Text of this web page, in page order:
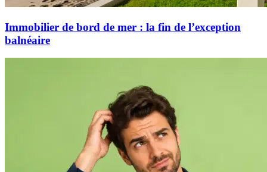
Immobilier de bord de mer : la fin de l’exception
balnéaire